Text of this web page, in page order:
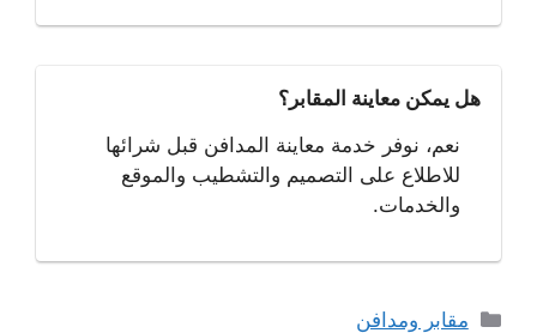
هل يمكن معاينة المقابر؟
نعم، نوفر خدمة معاينة المدافن قبل شرائها
للاطلاع على التصميم والتشطيب والموقع
والخدمات.
التصنيفات
مقابر ومدافن